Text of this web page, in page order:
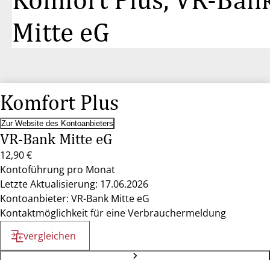
Mitte eG
Komfort Plus
Zur Website des Kontoanbieters
VR-Bank Mitte eG
12,90 €
Kontoführung pro Monat
Letzte Aktualisierung: 17.06.2026
Kontoanbieter: VR-Bank Mitte eG
Kontaktmöglichkeit für eine Verbrauchermeldung
vergleichen